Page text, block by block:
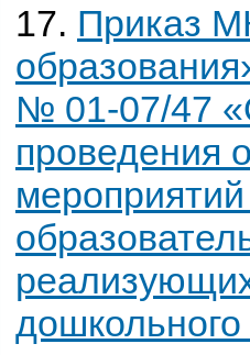
17. Приказ
№ 01-07/47
проведения
мероприятий